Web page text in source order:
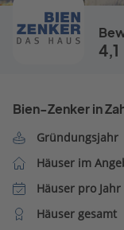
4,1
Bien-Zenker in
Gründungsjahr
Häuser im
Häuser pro Jahr
Häuser gesamt